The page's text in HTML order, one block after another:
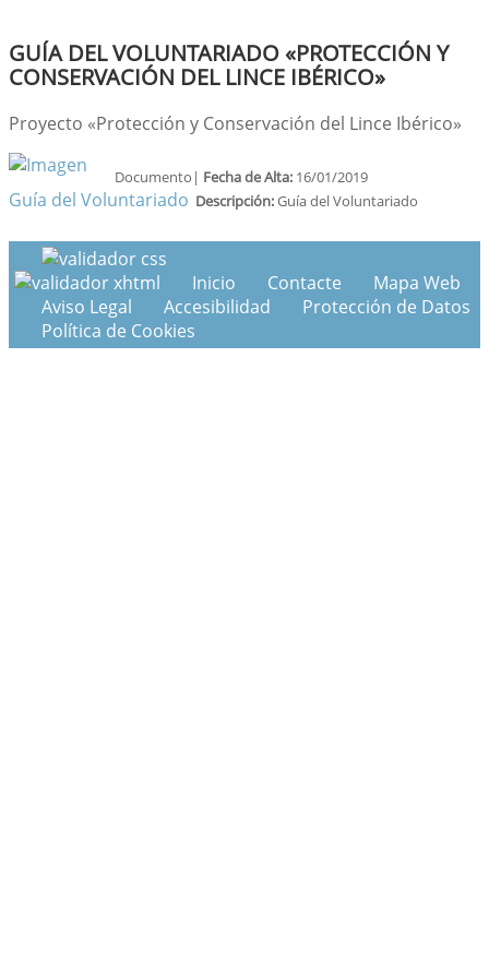
GUÍA DEL VOLUNTARIADO «PROTECCIÓN Y
CONSERVACIÓN DEL LINCE IBÉRICO»
Proyecto «Protección y Conservación del Lince Ibérico»
Documento| Fecha de Alta: 16/01/2019
Guía del Voluntariado Descripción:Guía del Voluntariado
Inicio Contacte
Mapa Web
Aviso Legal
Accesibilidad
Protección de Datos
Política de Cookies